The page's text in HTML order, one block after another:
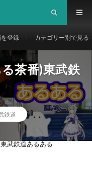
登録 カテゴリー別で見る
茶番)東武鉄
鉄道
武鉄道あるある